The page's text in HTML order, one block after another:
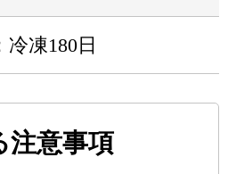
凍180日
注意事項